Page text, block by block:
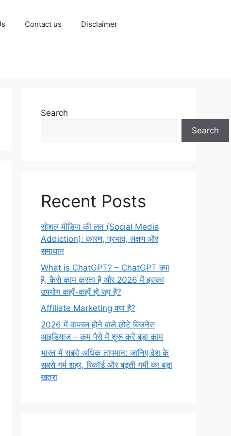
Contact us Disclaimer
Search
Search
Recent Posts
सोशल मीडिया की लत (Social Media
Addiction): कारण, प्रभाव, लक्षण और
समाधान
What is ChatGPT? – ChatGPT क्या
है, कैसे काम करता है और 2026 में इसका
उपयोग कहाँ-कहाँ हो रहा है?
Affiliate Marketing क्या है?
2026 में वायरल होने वाले छोटे बिजनेस
आइडियाज – कम पैसे में शुरू करें बड़ा काम
भारत में सबसे अधिक तापमान: जानिए देश के
सबसे गर्म शहर, रिकॉर्ड और बढ़ती गर्मी का बड़ा
खतरा